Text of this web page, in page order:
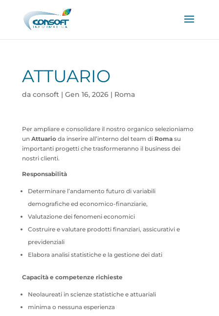
ATTUARIO
da consoft| Gen 16, 2026| Roma
Per ampliare e consolidare il nostro organico selezioniamo
un Attuarioda inserire all’interno del team di Roma su
importanti progetti che trasformeranno il business dei
nostri clienti.
Responsabilità
Determinare l’andamento futuro di variabili
demografiche ed economico-finanziarie,
Valutazione dei fenomeni economici
Costruire e valutare prodotti finanziari, assicurativi e
previdenziali
Elabora analisi statistiche e la gestione dei dati
Capacità e competenze richieste
Neolaureati in scienze statistiche e attuariali
minima o nessuna esperienza